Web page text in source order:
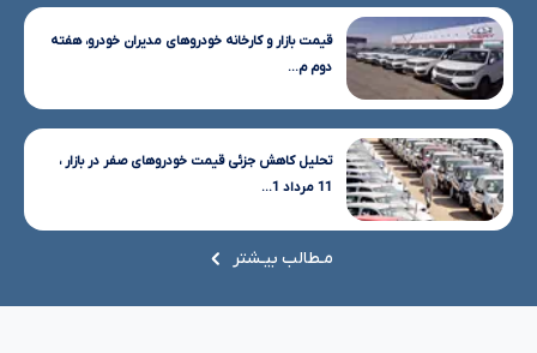
قیمت بازار و کارخانه خودروهای مدیران خودرو، هفته
دوم م...
تحلیل کاهش جزئی قیمت خودروهای صفر در بازار ،
11 مرداد 1...
مـطالب بیـشتر